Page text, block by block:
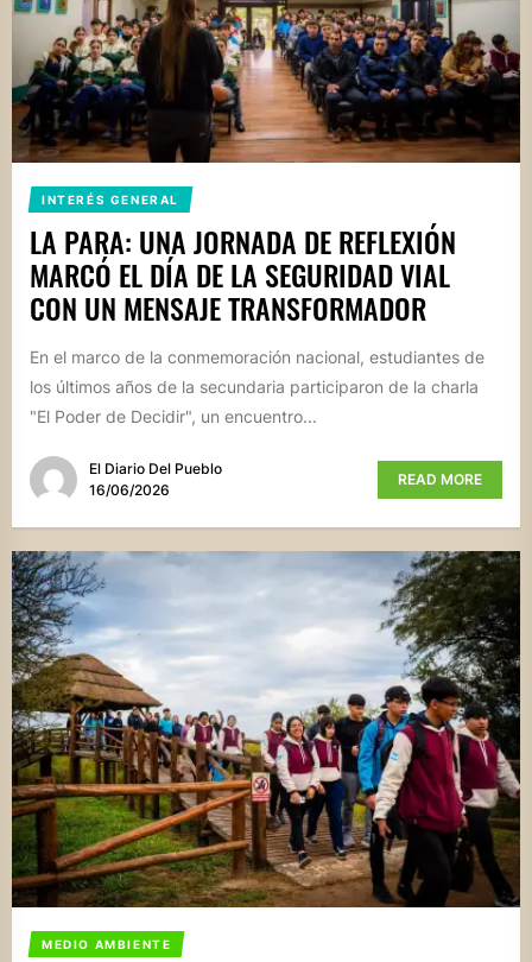
INTERÉS GENERAL
LA PARA: UNA JORNADA DE REFLEXIÓN
MARCÓ EL DÍA DE LA SEGURIDAD VIAL
CON UN MENSAJE TRANSFORMADOR
En el marco de la conmemoración nacional, estudiantes de
los últimos años de la secundaria participaron de la charla
"El Poder de Decidir", un encuentro...
El Diario Del Pueblo
16/06/2026
READ MORE
MEDIO AMBIENTE